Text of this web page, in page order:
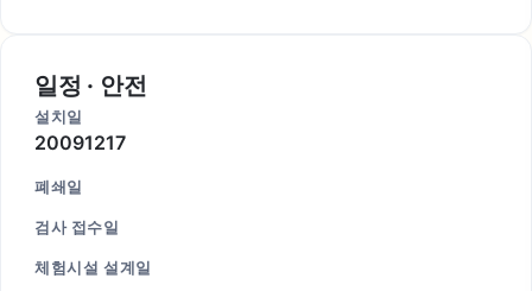
일정 · 안전
설치일
20091217
폐쇄일
검사 접수일
체험시설 설계일